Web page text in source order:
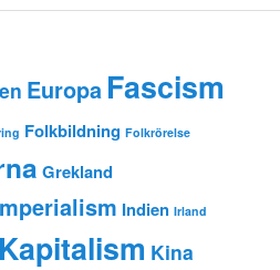
Europa Fascism
Folkbildning Folkrörelse
Grekland
Indien Irland
Kapitalism Kina